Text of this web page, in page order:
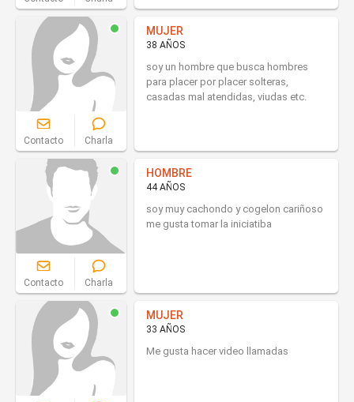
Contacto Charla
MUJER
38 AÑOS
soy un hombre que busca hombres
para placer por placer solteras,
casadas mal atendidas, viudas etc.
Contacto Charla
HOMBRE
44 AÑOS
soy muy cachondo y cogelon cariñoso
me gusta tomar la iniciatiba
MUJER
33 AÑOS
Me gusta hacer video llamadas